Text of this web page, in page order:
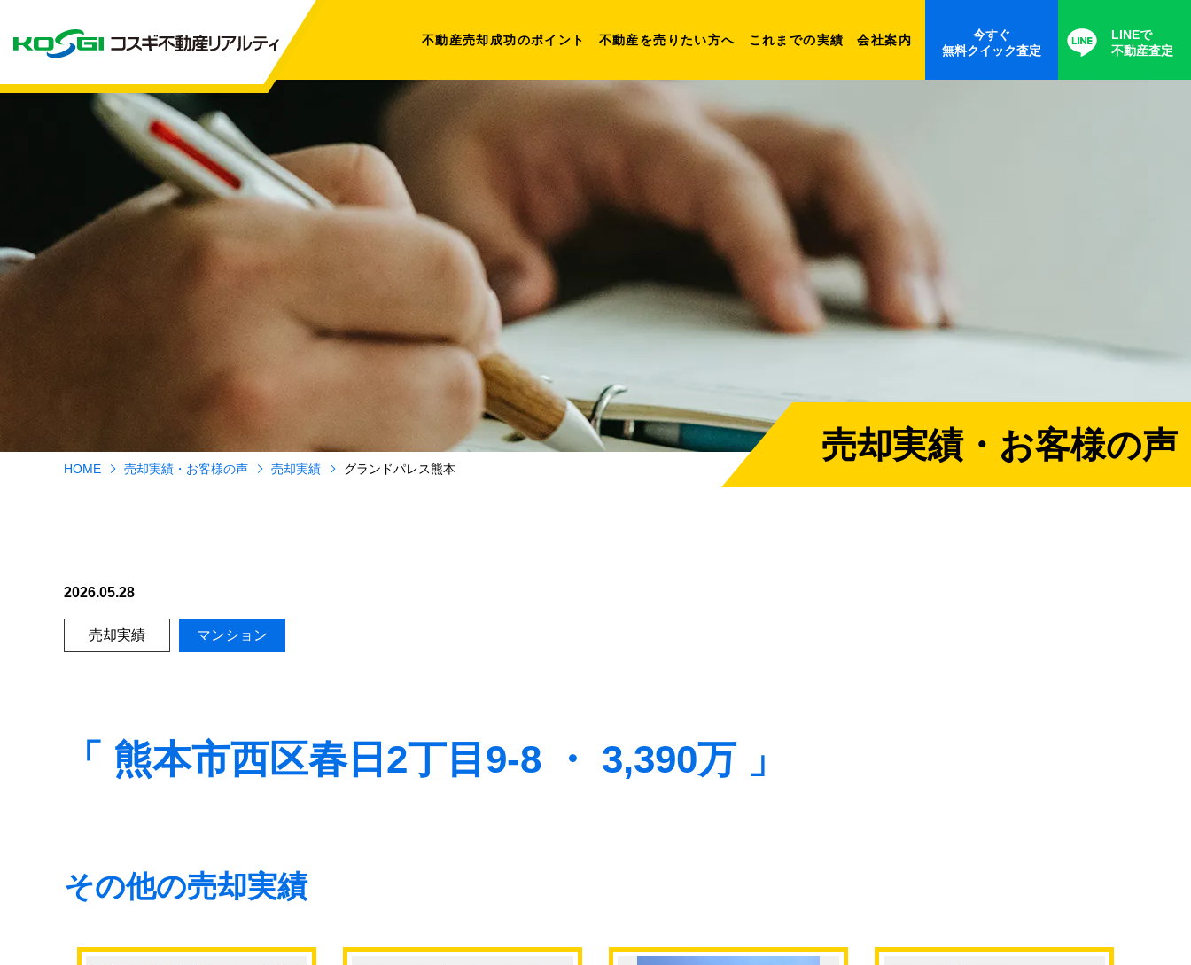
不動産売却成功のポイント 不動産を売りたい方へ これまでの実績 会社案内
今すぐ
無料クイック査定
LINEで
不動産査定
売却実績・お客様の声
HOME 売却実績・お客様の声 売却実績 グランドパレス熊本
2026.05.28
売却実績 マンション
「 熊本市西区春日2丁目9-8 ・ 3,390万 」
その他の売却実績